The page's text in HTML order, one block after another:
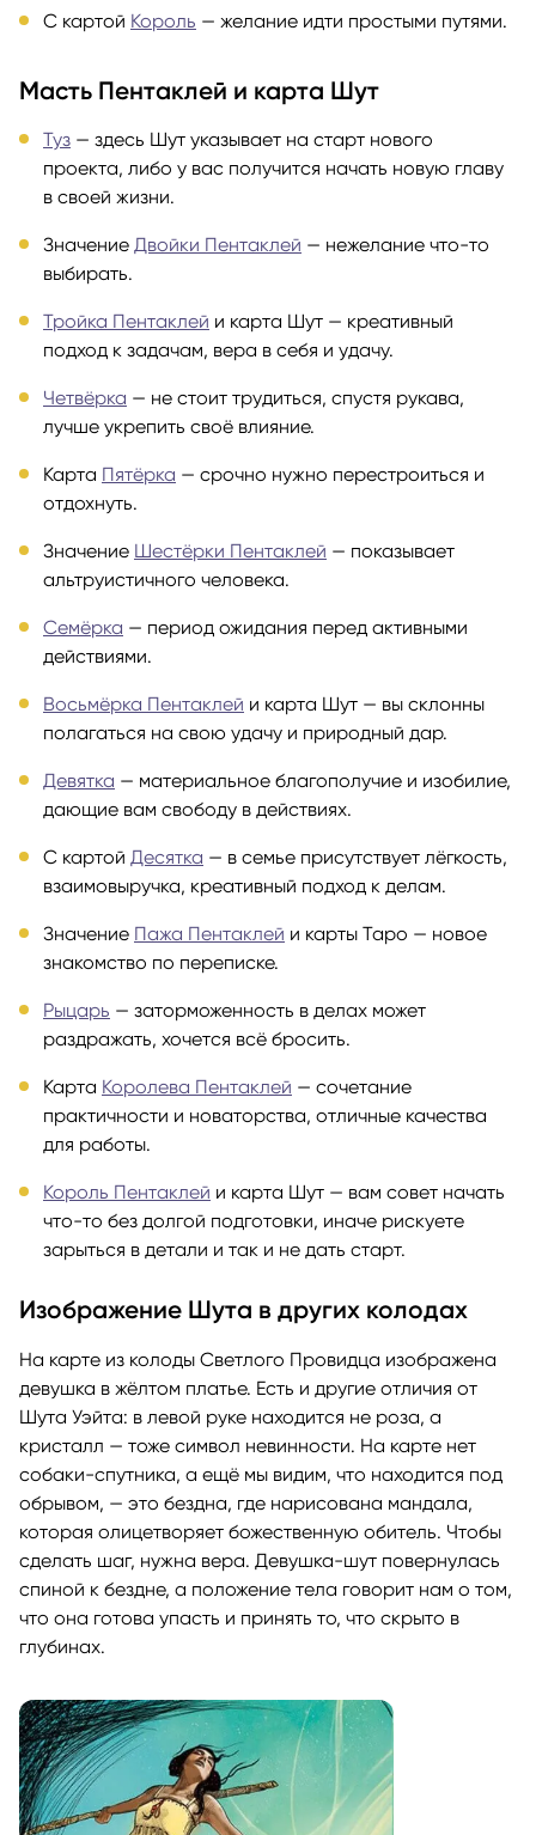
С картой Король — желание идти простыми путями.
Масть Пентаклей и карта Шут
Туз — здесь Шут указывает на старт нового
проекта, либо у вас получится начать новую главу
в своей жизни.
Значение Двойки Пентаклей — нежелание что-то
выбирать.
Тройка Пентаклей и карта Шут — креативный
подход к задачам, вера в себя и удачу.
Четвёрка — не стоит трудиться, спустя рукава,
лучше укрепить своё влияние.
Карта Пятёрка — срочно нужно перестроиться и
отдохнуть.
Значение Шестёрки Пентаклей — показывает
альтруистичного человека.
Семёрка — период ожидания перед активными
действиями.
Восьмёрка Пентаклей и карта Шут — вы склонны
полагаться на свою удачу и природный дар.
Девятка — материальное благополучие и изобилие,
дающие вам свободу в действиях.
С картой Десятка — в семье присутствует лёгкость,
взаимовыручка, креативный подход к делам.
Значение Пажа Пентаклей и карты Таро — новое
знакомство по переписке.
Рыцарь — заторможенность в делах может
раздражать, хочется всё бросить.
Карта Королева Пентаклей — сочетание
практичности и новаторства, отличные качества
для работы.
Король Пентаклей и карта Шут — вам совет начать
что-то без долгой подготовки, иначе рискуете
зарыться в детали и так и не дать старт.
Изображение Шута в других колодах
На карте из колоды Светлого Провидца изображена
девушка в жёлтом платье. Есть и другие отличия от
Шута Уэйта: в левой руке находится не роза, а
кристалл — тоже символ невинности. На карте нет
собаки-спутника, а ещё мы видим, что находится под
обрывом, — это бездна, где нарисована мандала,
которая олицетворяет божественную обитель. Чтобы
сделать шаг, нужна вера. Девушка-шут повернулась
спиной к бездне, а положение тела говорит нам о том,
что она готова упасть и принять то, что скрыто в
глубинах.